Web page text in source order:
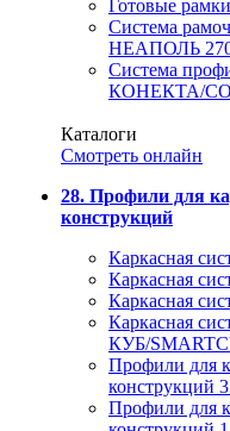
Готовые рамки
Система
НЕАПОЛЬ
Система
КОНЕКТА/
Каталоги
Смотреть онлайн
28. Профили для
конструкций
Каркасная
Каркасная
Каркасная
Каркасная
КУБ/
Профили для
конструкций
Профили для